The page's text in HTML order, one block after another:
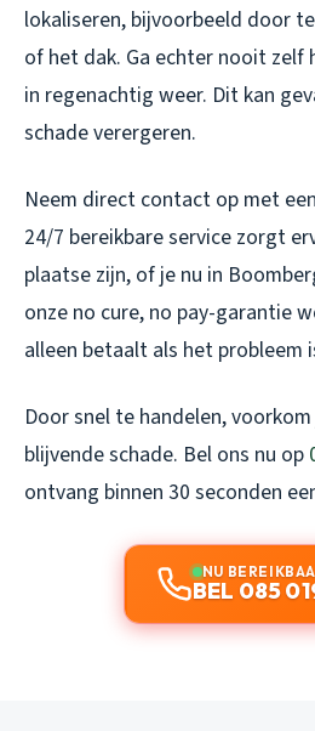
lokaliseren, bijvoorbeeld door
of het dak. Ga echter nooit zelf
in regenachtig weer. Dit kan
schade verergeren.
Neem direct contact op met
24/7 bereikbare service zorgt
plaatse zijn, of je nu in
onze no cure, no pay-garantie
alleen betaalt als het probleem
Door snel te handelen,
blijvende schade. Bel ons nu op
ontvang binnen 30 seconden
NU
BEL 085